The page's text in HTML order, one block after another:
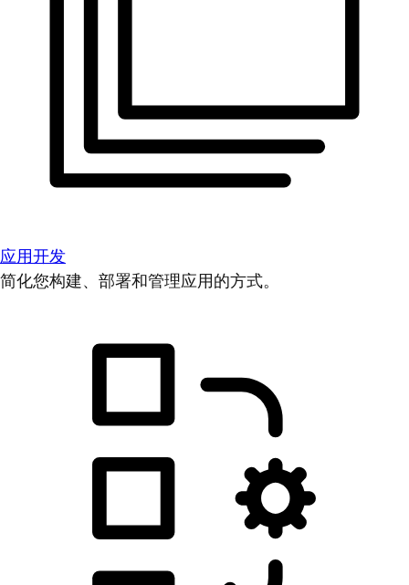
应用开发
简化您构建、部署和管理应用的方式。